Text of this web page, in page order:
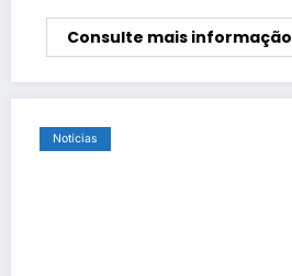
Consulte mais informação
Notícias